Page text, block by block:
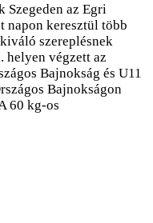
Szegeden az Egri
napon keresztül több
szereplésnek
helyen végzett az
Bajnokság és U11
Bajnokságon
60 kg-os